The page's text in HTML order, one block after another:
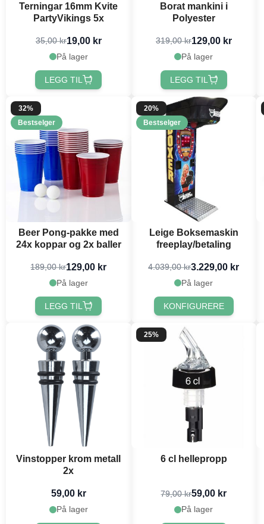
Terningar 16mm Kvite
PartyVikings 5x
35,00 kr19,00 kr
På lager
LEGG TIL
Borat mankini i
Polyester
319,00 kr129,00 kr
På lager
LEGG TIL
32%
Bestselger
Beer Pong-pakke med
24x koppar og 2x baller
189,00 kr129,00 kr
På lager
LEGG TIL
20%
Bestselger
Leige Boksemaskin
freeplay/betaling
4.039,00 kr3.229,00 kr
På lager
KONFIGURERE
Vinstopper krom metall
2x
59,00 kr
På lager
25%
6 cl hellepropp
79,00 kr59,00 kr
På lager